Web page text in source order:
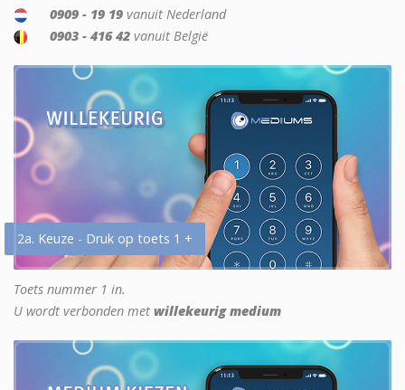
0909 - 19 19 vanuit Nederland
0903 - 416 42 vanuit België
2a. Keuze - Druk op toets 1 +
Toets nummer 1 in.
U wordt verbonden met willekeurig medium